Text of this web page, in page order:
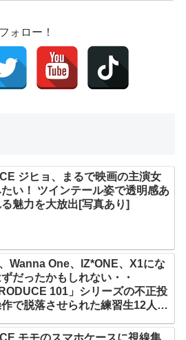
ォロー！
ジヒョ、まるで映画の主演女
い！ ツインテール姿で透明感あ
魅力を大放出[写真あり]
、Wanna One、IZ*ONE、X1にな
だったかもしれない・・
101」シリーズの不正投
で脱落させられた練習生12人の
モモのスマホケースに視線集